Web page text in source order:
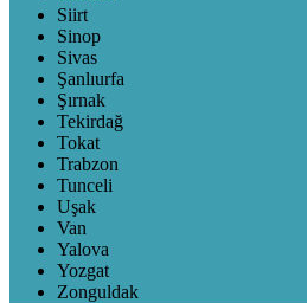
Siirt
Sinop
Sivas
Şanlıurfa
Şırnak
Tekirdağ
Tokat
Trabzon
Tunceli
Uşak
Van
Yalova
Yozgat
Zonguldak